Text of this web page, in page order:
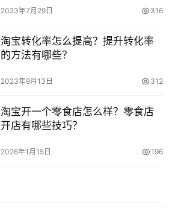
2023年7月29日 316
淘宝转化率怎么提高？提升转化率
的方法有哪些？
2023年9月13日 312
淘宝开一个零食店怎么样？零食店
开店有哪些技巧？
2026年1月15日 196